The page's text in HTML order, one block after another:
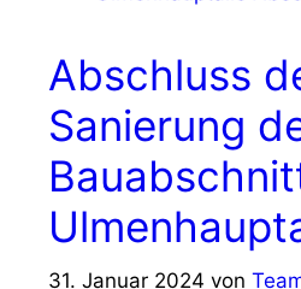
Abschluss
Sanierung
31. Januar 2024 von